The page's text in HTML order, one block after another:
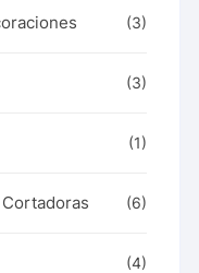
(3)
(3)
(1)
(6)
(4)